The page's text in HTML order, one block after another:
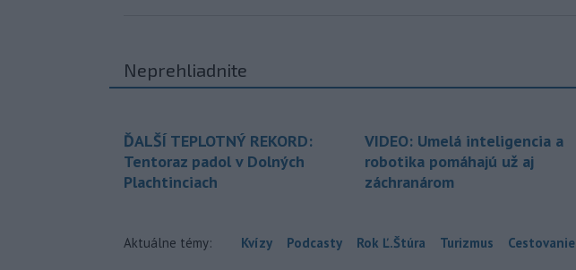
Neprehliadnite
ĎALŠÍ TEPLOTNÝ REKORD:
Tentoraz padol v Dolných
Plachtinciach
VIDEO: Umelá inteligencia a
robotika pomáhajú už aj
záchranárom
Aktuálne témy: Kvízy Podcasty Rok Ľ.Štúra Turizmus Cestovanie